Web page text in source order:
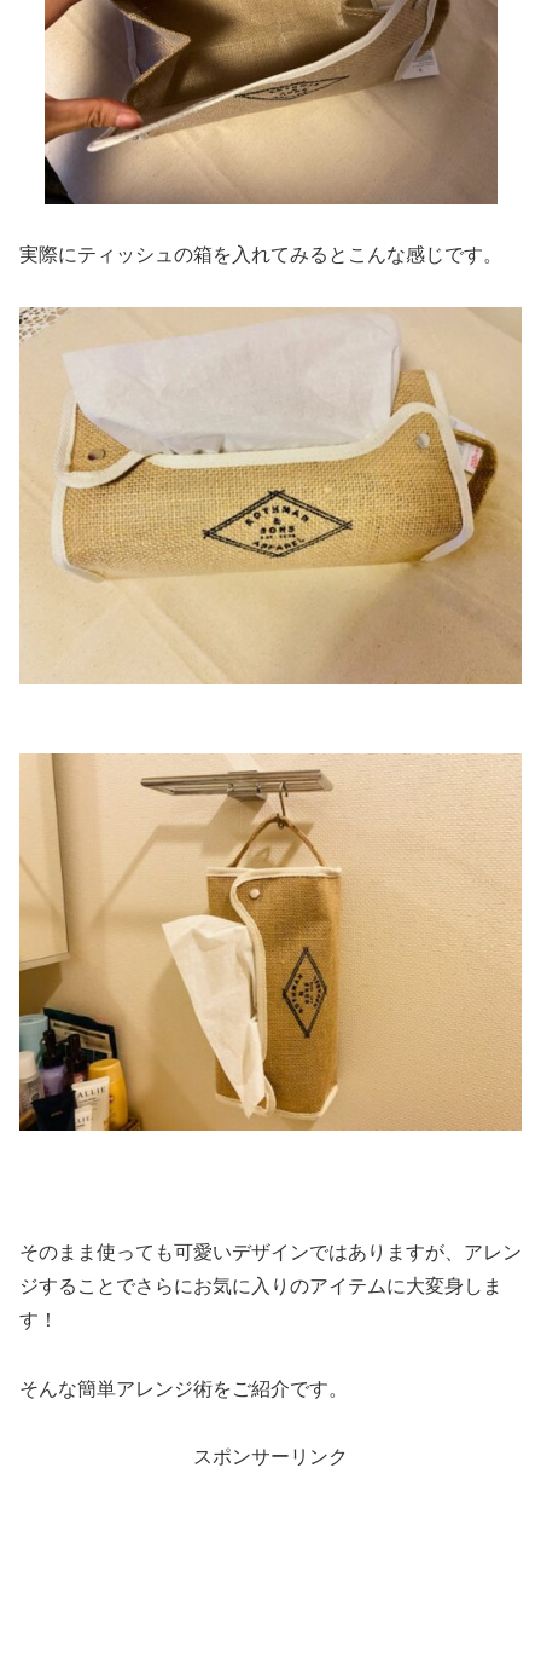
実際にティッシュの箱を入れてみるとこんな感じです。
そのまま使っても可愛いデザインではありますが、アレン
ジすることでさらにお気に入りのアイテムに大変身しま
す！
そんな簡単アレンジ術をご紹介です。
スポンサーリンク